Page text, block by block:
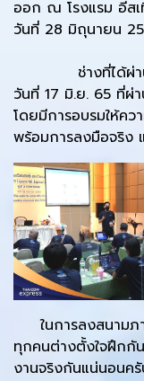
ออก ณ โรงแรม อีส
วันที่ 28 มิถุนายน
ช่างที่ได้ผ่านกา
วันที่ 17 มิ.ย. 65 ที่ผ่
โดยมีการอบรมให้ค
พร้อมการลงมือจริง
ในการลงสนามภา
ทุกคนต่างตั้งใจฝึกกั
งานจริงกันแน่นอนค